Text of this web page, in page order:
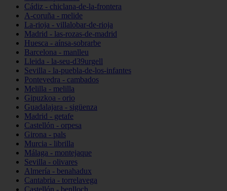
Cádiz - chiclana-de-la-frontera
A-coruña - melide
La-rioja - villalobar-de-rioja
Madrid - las-rozas-de-madrid
Huesca - aínsa-sobrarbe
Barcelona - manlleu
Lleida - la-seu-d39urgell
Sevilla - la-puebla-de-los-infantes
Pontevedra - cambados
Melilla - melilla
Gipuzkoa - orio
Guadalajara - sigüenza
Madrid - getafe
Castellón - orpesa
Girona - pals
Murcia - librilla
Málaga - montejaque
Sevilla - olivares
Almería - benahadux
Cantabria - torrelavega
Castellón - benlloch